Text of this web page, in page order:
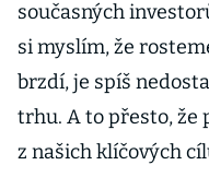
současných
si myslím, že
brzdí, je spíš
trhu. A to přesto, že
z našich klíčových